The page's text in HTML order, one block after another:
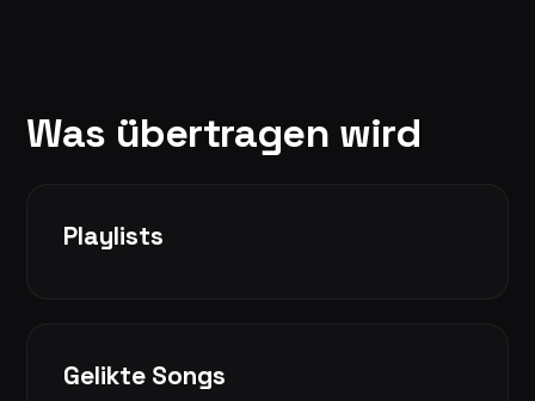
Was übertragen wird
Playlists
Gelikte Songs